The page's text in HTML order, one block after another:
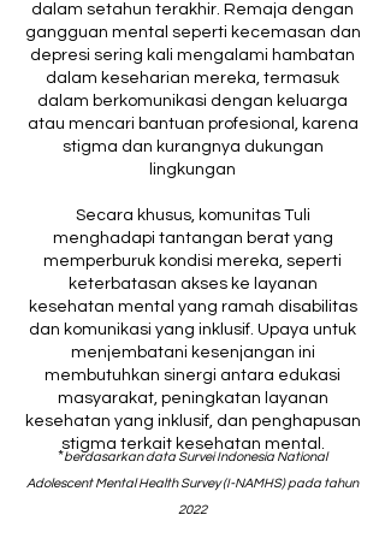
dalam setahun terakhir. Remaja dengan
gangguan mental seperti kecemasan dan
depresi sering kali mengalami hambatan
dalam keseharian mereka, termasuk
dalam berkomunikasi dengan keluarga
atau mencari bantuan profesional, karena
stigma dan kurangnya dukungan
lingkungan
Secara khusus, komunitas Tuli
menghadapi tantangan berat yang
memperburuk kondisi mereka, seperti
keterbatasan akses ke layanan
kesehatan mental yang ramah disabilitas
dan komunikasi yang inklusif. Upaya untuk
menjembatani kesenjangan ini
membutuhkan sinergi antara edukasi
masyarakat, peningkatan layanan
kesehatan yang inklusif, dan penghapusan
stigma terkait kesehatan mental.
*berdasarkan data Survei Indonesia National
Adolescent Mental Health Survey (I-NAMHS) pada tahun
2022